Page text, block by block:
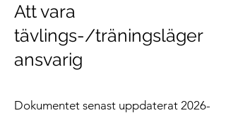
Att vara
tävlings-/träningsläger
ansvarig
Dokumentet senast uppdaterat 2026-